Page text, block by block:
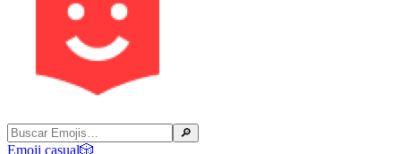
🔎
Emoji casual🎲